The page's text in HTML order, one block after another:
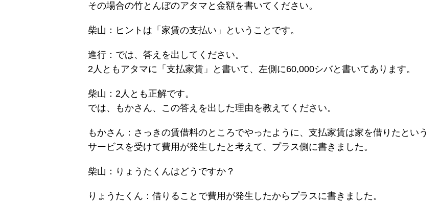
その場合の竹とんぼのアタマと金額を書いてください。
柴山：ヒントは「家賃の支払い」ということです。
進行：では、答えを出してください。
2人ともアタマに「支払家賃」と書いて、左側に60,000シバと書いてあります。
柴山：2人とも正解です。
では、もかさん、この答えを出した理由を教えてください。
もかさん：さっきの賃借料のところでやったように、支払家賃は家を借りたという
サービスを受けて費用が発生したと考えて、プラス側に書きました。
柴山：りょうたくんはどうですか？
りょうたくん：借りることで費用が発生したからプラスに書きました。